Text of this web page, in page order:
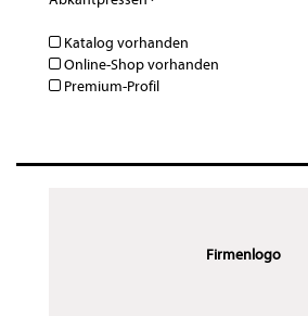
Katalog vorhanden
Online-Shop vorhanden
Premium-Profil
Firmenlogo